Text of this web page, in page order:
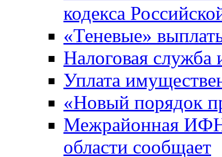
кодекса
«Теневые»
Налоговая служба
Уплата
«Новый порядок
Межрайонная
области сообщает